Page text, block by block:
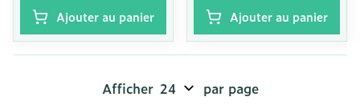
Ajouter au panier Ajouter au panier
Afficher par page